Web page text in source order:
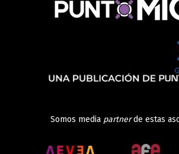
Somos media partnerde estas